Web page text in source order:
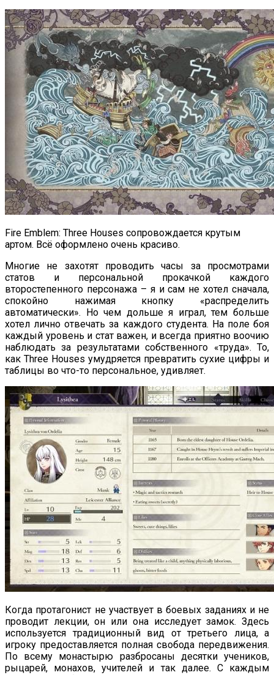
Fire Emblem: Three Houses сопровождается крутым
артом. Всё оформлено очень красиво.
Многие не захотят проводить часы за просмотрами
статов и персональной прокачкой каждого
второстепенного персонажа – я и сам не хотел сначала,
спокойно нажимая кнопку «распределить
автоматически». Но чем дольше я играл, тем больше
хотел лично отвечать за каждого студента. На поле боя
каждый уровень и стат важен, и всегда приятно воочию
наблюдать за результатами собственного «труда». То,
как Three Houses умудряется превратить сухие цифры и
таблицы во что-то персональное, удивляет.
Когда протагонист не участвует в боевых заданиях и не
проводит лекции, он или она исследует замок. Здесь
используется традиционный вид от третьего лица, а
игроку предоставляется полная свобода передвижения.
По всему монастырю разбросаны десятки учеников,
рыцарей, монахов, учителей и так далее. С каждым